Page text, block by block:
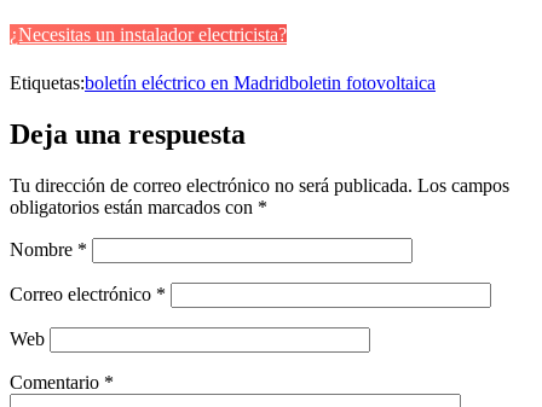
¿Necesitas un instalador electricista?
Etiquetas:boletín eléctrico en Madridboletin fotovoltaica
Deja una respuesta
Tu dirección de correo electrónico no será publicada. Los campos
obligatorios están marcados con *
Nombre *
Correo electrónico *
Web
Comentario *